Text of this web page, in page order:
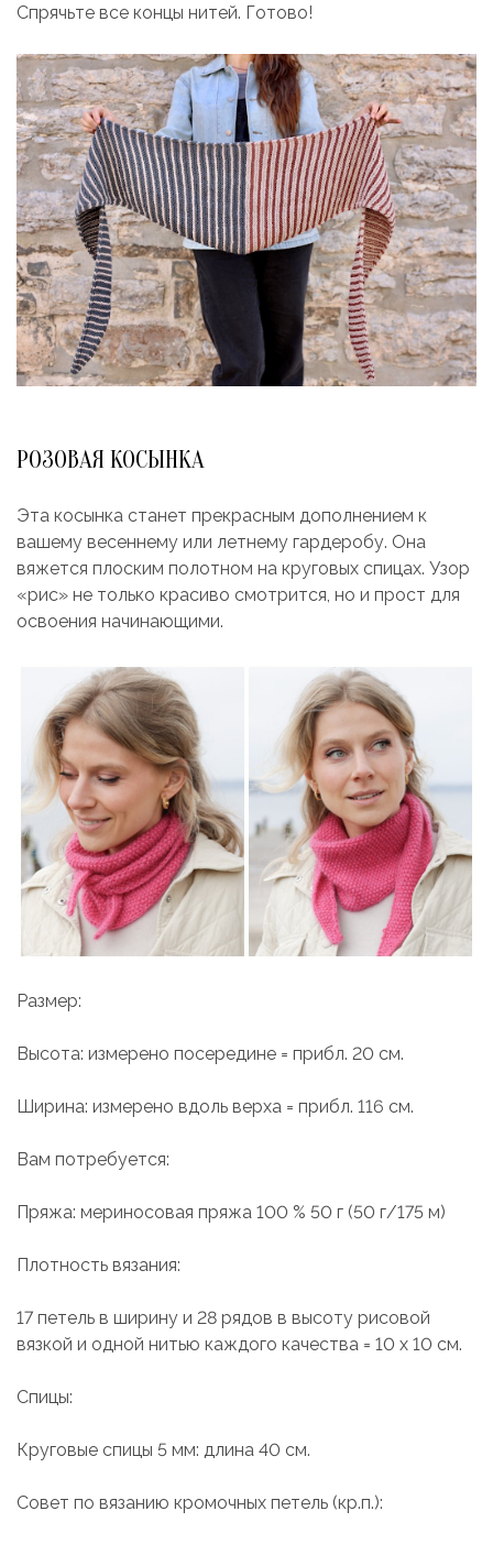
Спрячьте все концы нитей. Готово!
РОЗОВАЯ КОСЫНКА
Эта косынка станет прекрасным дополнением к
вашему весеннему или летнему гардеробу. Она
вяжется плоским полотном на круговых спицах. Узор
«рис» не только красиво смотрится, но и прост для
освоения начинающими.
Размер:
Высота: измерено посередине = прибл. 20 см.
Ширина: измерено вдоль верха = прибл. 116 см.
Вам потребуется:
Пряжа: мериносовая пряжа 100 % 50 г (50 г/175 м)
Плотность вязания:
17 петель в ширину и 28 рядов в высоту рисовой
вязкой и одной нитью каждого качества = 10 x 10 см.
Спицы:
Круговые спицы 5 мм: длина 40 см.
Совет по вязанию кромочных петель (кр.п.):